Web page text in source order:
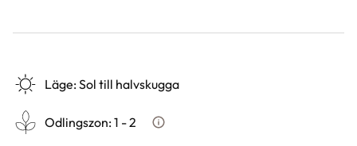
Läge:Sol till halvskugga
Odlingszon:1 - 2 Vad är odlingszon?